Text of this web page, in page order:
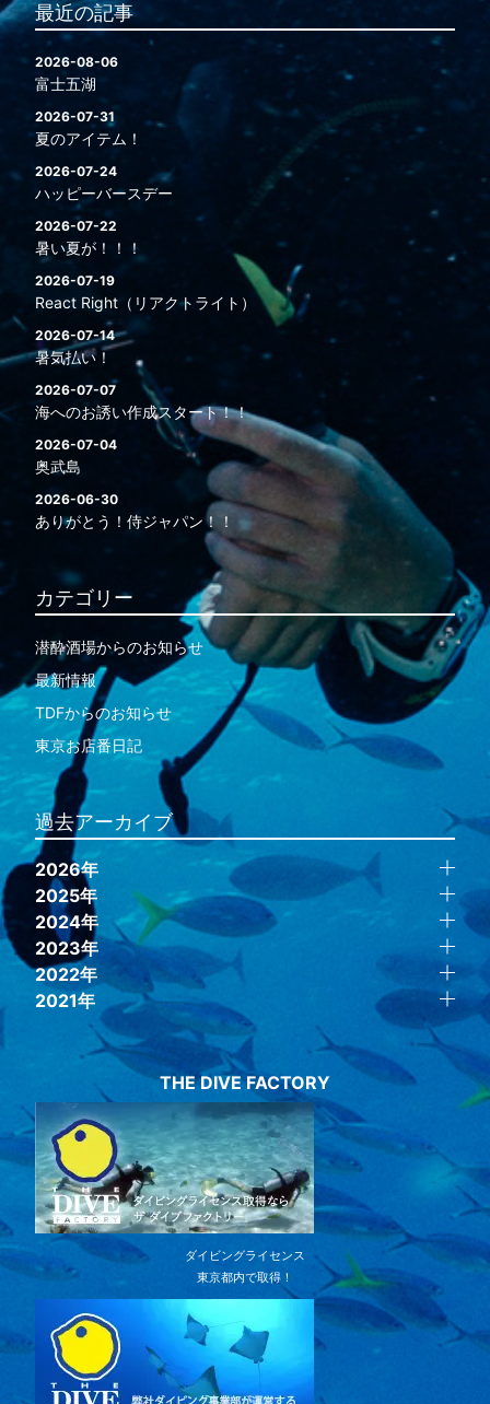
最近の記事
2026-08-06
富士五湖
2026-07-31
夏のアイテム！
2026-07-24
ハッピーバースデー
2026-07-22
暑い夏が！！！
2026-07-19
React Right（リアクトライト）
2026-07-14
暑気払い！
2026-07-07
海へのお誘い作成スタート！！
2026-07-04
奥武島
2026-06-30
ありがとう！侍ジャパン！！
カテゴリー
潜酔酒場からのお知らせ
最新情報
TDFからのお知らせ
東京お店番日記
過去アーカイブ
2026年
2025年
2024年
2023年
2022年
2021年
THE DIVE FACTORY
ダイビングライセンス
東京都内で取得！